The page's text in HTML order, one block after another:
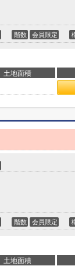
階数 会員限定
土地面積
階数 会員限定
土地面積